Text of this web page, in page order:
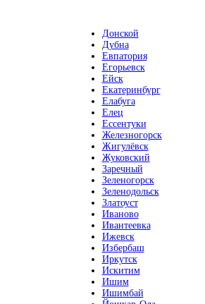
Донской
Дубна
Евпатория
Егорьевск
Ейск
Екатеринбург
Елабуга
Елец
Ессентуки
Железногорск
Жигулёвск
Жуковский
Заречный
Зеленогорск
Зеленодольск
Златоуст
Иваново
Ивантеевка
Ижевск
Избербаш
Иркутск
Искитим
Ишим
Ишимбай